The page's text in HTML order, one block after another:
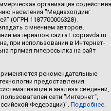
организация содействия
населения "Медиахолдинг
(ОГРН 1187700006328).
с мнением авторов.
материалов сайта Ecopravda.ru
при использовании в Интернет-
прямая гиперссылка на сайт
рекомендательные
предоставления
и анализа сведений,
сети "Интернет",
Федерации)". Подробнее.